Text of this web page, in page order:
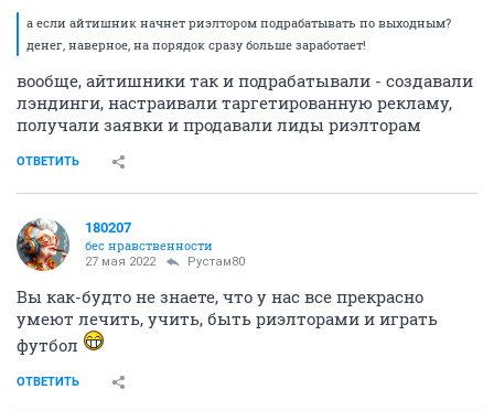
а если айтишник начнет риэлтором подрабатывать по выходным?
денег, наверное, на порядок сразу больше заработает!
вообще, айтишники так и подрабатывали - создавали
лэндинги, настраивали таргетированную рекламу,
получали заявки и продавали лиды риэлторам
ОТВЕТИТЬ
180207
бес нравственности
27 мая 2022 Рустам80
Вы как-будто не знаете, что у нас все прекрасно
умеют лечить, учить, быть риэлторами и играть
футбол
ОТВЕТИТЬ